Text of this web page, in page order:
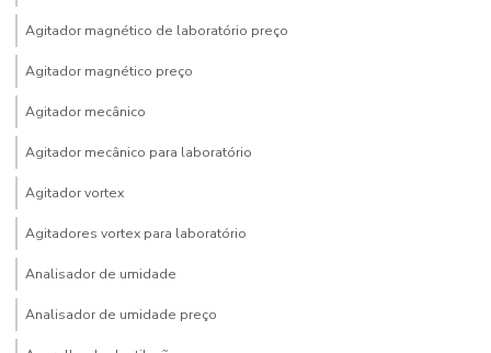
Agitador magnético de laboratório preço
Agitador magnético preço
Agitador mecânico
Agitador mecânico para laboratório
Agitador vortex
Agitadores vortex para laboratório
Analisador de umidade
Analisador de umidade preço